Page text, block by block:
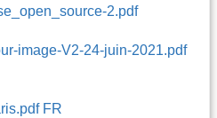
2.pdf
image-V2-24-juin-2021.pdf
FR